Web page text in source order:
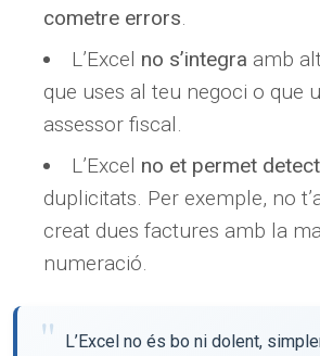
cometre errors.
L’Excel no s’integra amb
que uses al teu negoci o que
assessor fiscal.
L’Excel no et permet
duplicitats. Per exemple, no
creat dues factures amb la
numeració.
L’Excel no és bo ni dolent,